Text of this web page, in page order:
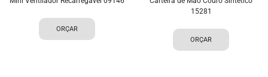
ORÇAR
15281
ORÇAR